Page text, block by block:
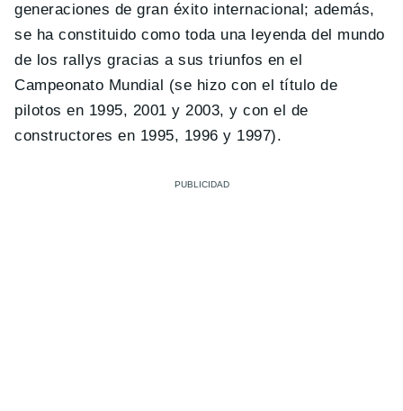
generaciones de gran éxito internacional; además,
se ha constituido como toda una leyenda del mundo
de los rallys gracias a sus triunfos en el
Campeonato Mundial (se hizo con el título de
pilotos en 1995, 2001 y 2003, y con el de
constructores en 1995, 1996 y 1997).